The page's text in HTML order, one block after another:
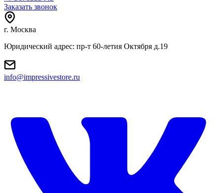
Заказать звонок
г. Москва
Юридический адрес: пр-т 60-летия Октября д.19
info@impressivestore.ru